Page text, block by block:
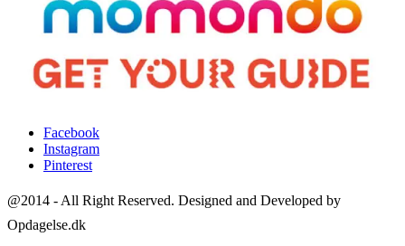
Facebook
Instagram
Pinterest
@2014 - All Right Reserved. Designed and Developed by
Opdagelse.dk